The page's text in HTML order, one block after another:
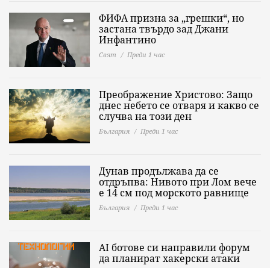
ФИФА призна за „грешки“, но
застана твърдо зад Джани
Инфантино
Свят Преди 1 час
Преображение Христово: Защо
днес небето се отваря и какво се
случва на този ден
България Преди 1 час
Дунав продължава да се
отдръпва: Нивото при Лом вече
е 14 см под морското равнище
България Преди 1 час
AI ботове си направили форум
да планират хакерски атаки